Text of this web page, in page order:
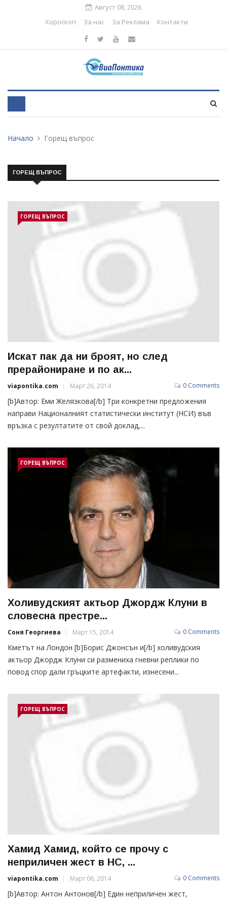
Август 08, 2026
Хороскоп
За нас За Реклама Контакти
Начало Горещ въпрос
ГОРЕЩ ВЪПРОС
ГОРЕЩ ВЪПРОС
Искат пак да ни броят, но след
прерайониране и по ак...
viapontika.com Март 26, 2014 0 Comments
[b]Автор: Еми Желязкова[/b] Три конкретни предложения
направи Националният статистически институт (НСИ) във
връзка с резултатите от свой доклад,...
ГОРЕЩ ВЪПРОС
Холивудският актьор Джордж Клуни в
словесна престре...
Соня Георгиева Март 15, 2014 0 Comments
Кметът на Лондон [b]Борис Джонсън и[/b] холивудския
актьор Джордж Клуни си размениха гневни реплики по
повод спор дали гръцките артефакти, изнесени...
ГОРЕЩ ВЪПРОС
Хамид Хамид, който се прочу с
неприличен жест в НС, ...
viapontika.com Март 06, 2014 0 Comments
[b]Автор: Антон Антонов[/b] Един неприличен жест,